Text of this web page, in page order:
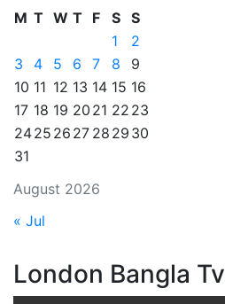
August 2026
M T W T F S S
1
2
3
4 5 6 7 8
9
10 11 12 13 14 15 16
17 18 19 20 21 22 23
2425 26 27 28 29 30
31
« Jul
London Bangla Tv